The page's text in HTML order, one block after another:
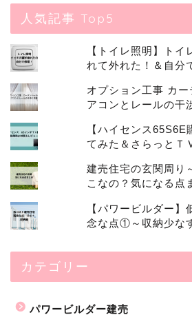
人気記事 Top5
【トイレ照明】ト
れて外れた！＆自分
オプション工事 カ
アコンとレールの干
【ハイセンス
てみた＆さらっとＴ
建売住宅の玄関周り
こなの？気になる点
【パワービルダー
念な点①～収納少な
カテゴリー
パワービルダー建売